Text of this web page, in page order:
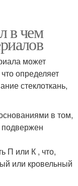
в чем
может
определяет
стеклоткань,
в том,
подвержен
П или К , что,
или кровельный